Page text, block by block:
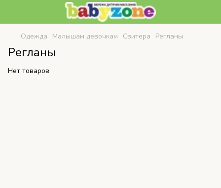
Одежда Малышам девочкам Свитера Регланы
Регланы
Нет товаров